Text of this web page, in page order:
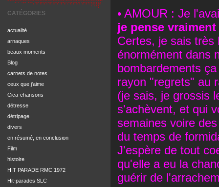
CATÉGORIES
actualité
arnaques
beaux moments
Blog
carnets de notes
ceux que j'aime
Cica-chansons
détresse
détripage
divers
en résumé, en conclusion
Film
histoire
HIT PARADE RMC 1972
Hit-parades SLC
• AMOUR : Je
je pense
Certes, je sais très
énormément dans
bombardements
rayon "regrets" au
(je sais, je grossis
s'achèvent, et qui
semaines voire
du temps de
J'espère de tout
qu'elle a eu la
guérir de